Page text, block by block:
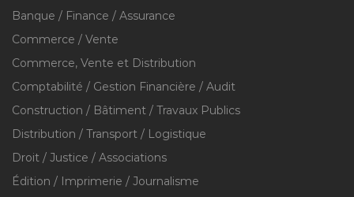
Banque / Finance / Assurance
Commerce / Vente
Commerce, Vente et Distribution
Comptabilité / Gestion Financière / Audit
Construction / Bâtiment / Travaux Publics
Distribution / Transport / Logistique
Droit / Justice / Associations
Édition / Imprimerie / Journalisme